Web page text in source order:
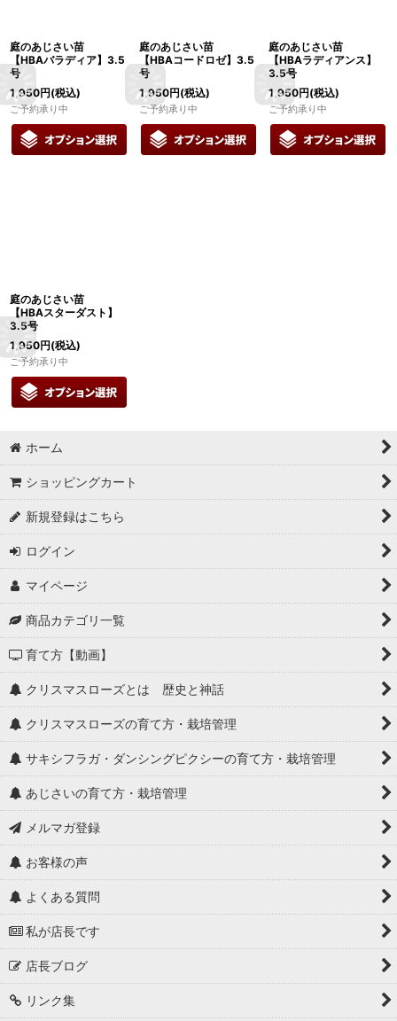
庭のあじさい苗
【HBAバラディア】3.5
号
1,950円(税込)
ご予約承り中
庭のあじさい苗
【HBAコードロゼ】3.5
号
1,950円(税込)
ご予約承り中
庭のあじさい苗
【HBAラディアンス】
3.5号
1,950円(税込)
ご予約承り中
庭のあじさい苗
【HBAスターダスト】
3.5号
1,950円(税込)
ご予約承り中
ホーム
ショッピングカート
新規登録はこちら
ログイン
マイページ
商品カテゴリ一覧
育て方【動画】
クリスマスローズとは 歴史と神話
クリスマスローズの育て方・栽培管理
サキシフラガ・ダンシングピクシーの育て方・栽培管理
あじさいの育て方・栽培管理
メルマガ登録
お客様の声
よくある質問
私が店長です
店長ブログ
リンク集